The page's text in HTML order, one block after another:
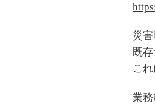
災
既
こ
業務